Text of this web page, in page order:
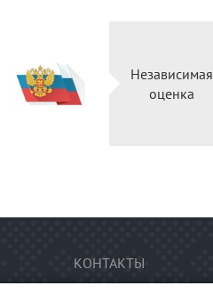
Независимая
оценка
КОНТАКТЫ